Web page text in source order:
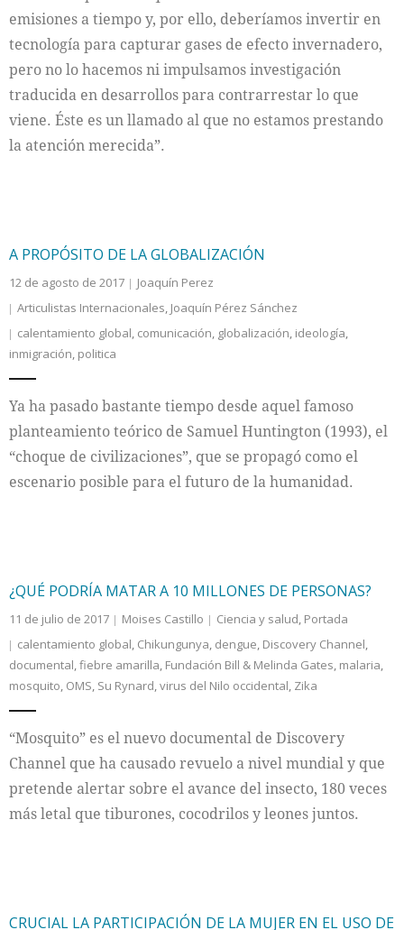
emisiones a tiempo y, por ello, deberíamos invertir en
tecnología para capturar gases de efecto invernadero,
pero no lo hacemos ni impulsamos investigación
traducida en desarrollos para contrarrestar lo que
viene. Éste es un llamado al que no estamos prestando
la atención merecida”.
A PROPÓSITO DE LA GLOBALIZACIÓN
12 de agosto de 2017
Joaquín Perez
Articulistas Internacionales, Joaquín Pérez Sánchez
calentamiento global, comunicación, globalización, ideología,
inmigración, politica
Ya ha pasado bastante tiempo desde aquel famoso
planteamiento teórico de Samuel Huntington (1993), el
“choque de civilizaciones”, que se propagó como el
escenario posible para el futuro de la humanidad.
¿QUÉ PODRÍA MATAR A 10 MILLONES DE PERSONAS?
11 de julio de 2017 Moises Castillo Ciencia y salud, Portada
calentamiento global, Chikungunya, dengue, Discovery Channel,
documental,fiebre amarilla, Fundación Bill & Melinda Gates, malaria,
mosquito, OMS, Su Rynard,virus del Nilo occidental, Zika
“Mosquito” es el nuevo documental de Discovery
Channel que ha causado revuelo a nivel mundial y que
pretende alertar sobre el avance del insecto, 180 veces
más letal que tiburones, cocodrilos y leones juntos.
CRUCIAL LA PARTICIPACIÓN DE LA MUJER EN EL USO DE